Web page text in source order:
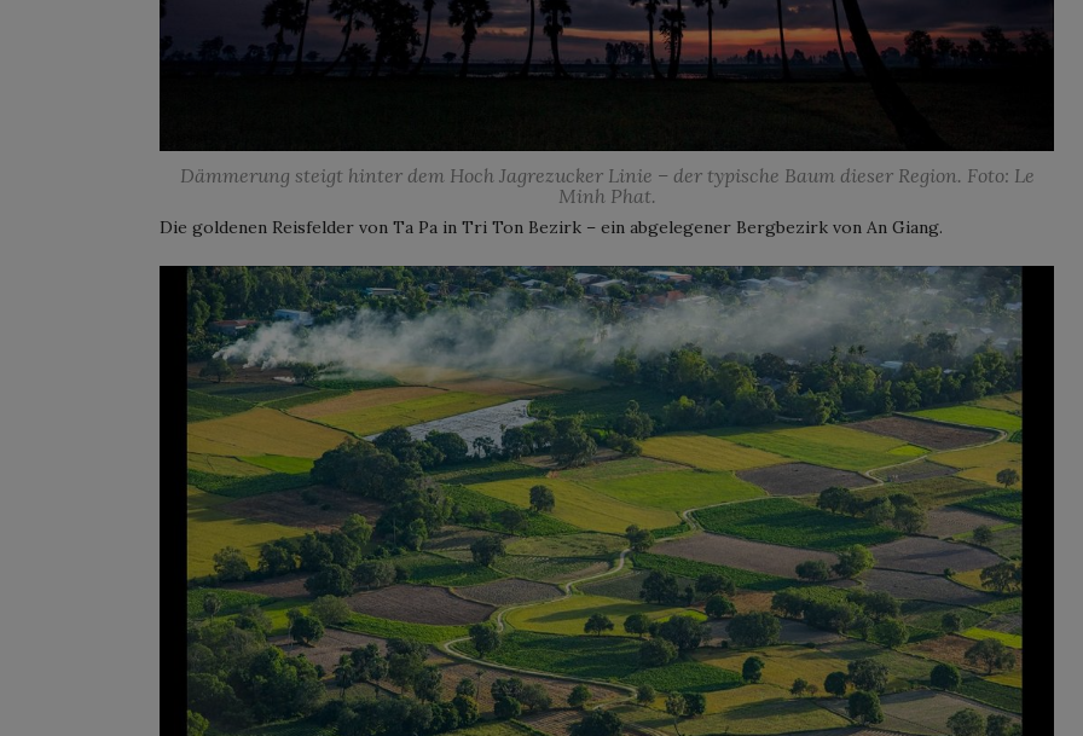
Dämmerung steigt hinter dem Hoch Jagrezucker Linie – der typische Baum dieser Region. Foto: Le
Minh Phat.
Die goldenen Reisfelder von Ta Pa in Tri Ton Bezirk – ein abgelegener Bergbezirk von An Giang.